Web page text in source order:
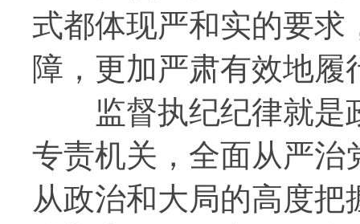
式都体现严和实的要求
障，更加严肃有效地
监督执纪纪律就是
专责机关，全面从严治
从政治和大局的高度